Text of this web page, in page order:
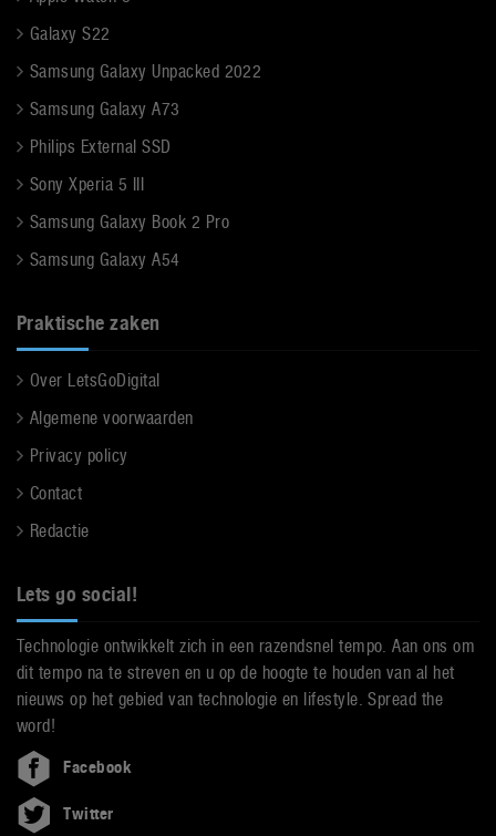
Galaxy S22
Samsung Galaxy Unpacked 2022
Samsung Galaxy A73
Philips External SSD
Sony Xperia 5 III
Samsung Galaxy Book 2 Pro
Samsung Galaxy A54
Praktische zaken
Over LetsGoDigital
Algemene voorwaarden
Privacy policy
Contact
Redactie
Lets go social!
Technologie ontwikkelt zich in een razendsnel tempo. Aan ons om
dit tempo na te streven en u op de hoogte te houden van al het
nieuws op het gebied van technologie en lifestyle. Spread the
word!
Facebook
Twitter